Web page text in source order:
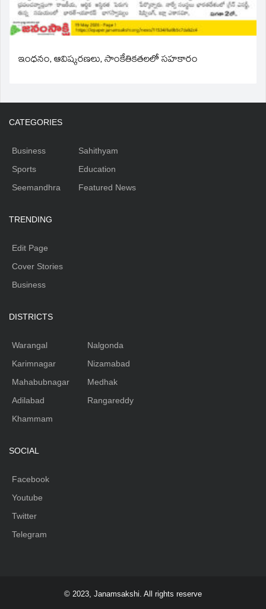
ఇంధనం, ఆవిష్కరణలు, సాంకేతికతలలో సహకారం
CATEGORIES
Business
Sports
Seemandhra
Sahithyam
Education
Featured News
TRENDING
Edit Page
Cover Stories
Business
DISTRICTS
Warangal
Karimnagar
Mahabubnagar
Adilabad
Khammam
Nalgonda
Nizamabad
Medhak
Rangareddy
SOCIAL
Facebook
Youtube
Twitter
Telegram
© 2023, Janamsakshi. All rights reserve